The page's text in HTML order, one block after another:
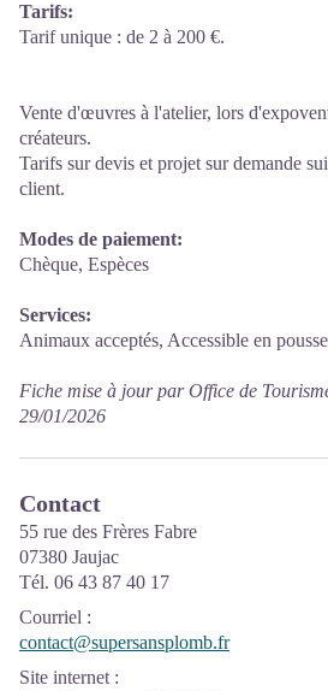
Tarifs:
Tarif unique : de 2 à 200 €.
Vente d'œuvres à l'atelier, lors
créateurs.
Tarifs sur devis et projet sur demande
client.
Modes de paiement:
Chèque, Espèces
Services:
Animaux acceptés, Accessible en
Fiche mise à jour par Office de
29/01/2026
Contact
55 rue des Frères Fabre
07380 Jaujac
Tél. 06 43 87 40 17
Courriel :
contact@supersansplomb.fr
Site internet :